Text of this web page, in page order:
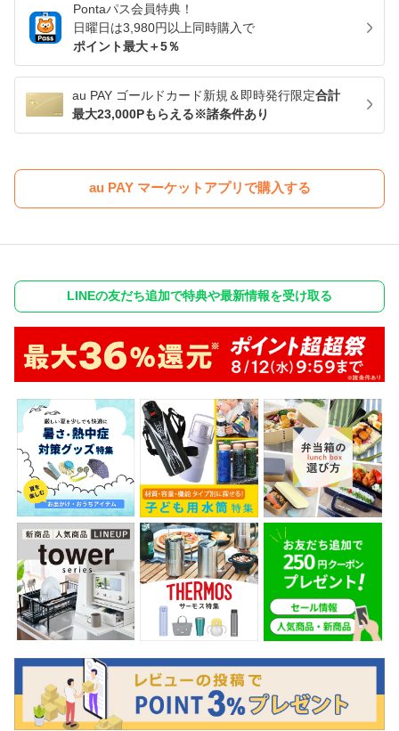
Pontaパス会員特典！
日曜日は3,980円以上同時購入で
ポイント最大＋5％
au PAY ゴールドカード新規＆即時発行限定合計
最大23,000Pもらえる※諸条件あり
au PAY マーケットアプリで購入する
LINEの友だち追加で特典や最新情報を受け取る